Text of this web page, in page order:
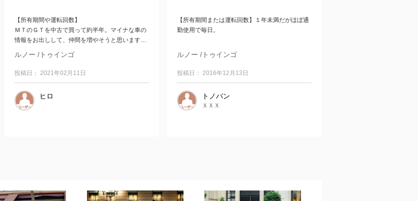
【所有期間や運転回数】
ＭＴのＧＴを中古で買って約半年。マイナな車の
情報をお出しして、仲間を増やそうと思います。
【...
ルノー /トゥインゴ
投稿日： 2021年02月11日
ヒロ
【所有期間または運転回数】１年未満だがほぼ通
勤使用で毎日。
【総合評価】古典的かつ保守的なＦＦ小型車。可
も無く不可も無く...
ルノー /トゥインゴ
投稿日： 2016年12月13日
トノバン
ＸＸＸ